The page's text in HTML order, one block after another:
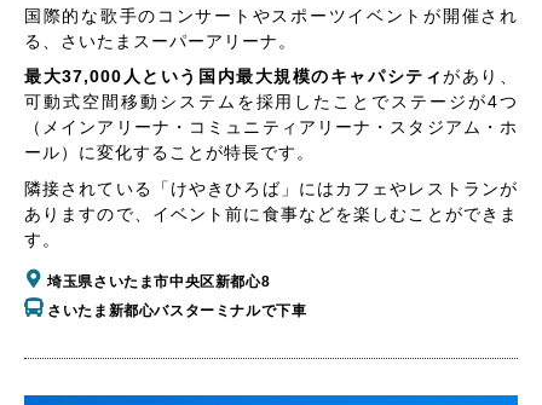
国際的な歌手のコンサートやスポーツイベントが開催され
る、さいたまスーパーアリーナ。
最大37,000人という国内最大規模のキャパシティがあり、
可動式空間移動システムを採用したことでステージが4つ
（メインアリーナ・コミュニティアリーナ・スタジアム・ホ
ール）に変化することが特長です。
隣接されている「けやきひろば」にはカフェやレストランが
ありますので、イベント前に食事などを楽しむことができま
す。
埼玉県さいたま市中央区新都心8
さいたま新都心バスターミナルで下車